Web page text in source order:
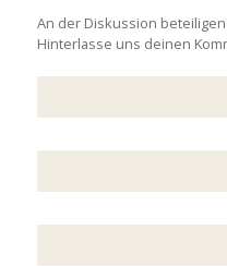
An der Diskussion
Hinterlasse uns deinen